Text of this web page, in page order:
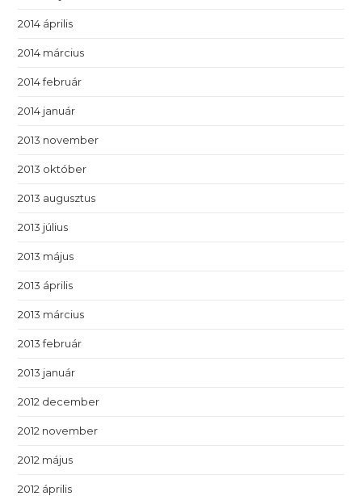
2014 április
2014 március
2014 február
2014 január
2013 november
2013 október
2013 augusztus
2013 július
2013 május
2013 április
2013 március
2013 február
2013 január
2012 december
2012 november
2012 május
2012 április